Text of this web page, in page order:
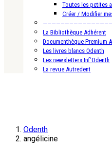
Toutes les petites
Créer / Modifier
La Bibliothèque Adhérent
Documenthèque Premium
Les livres blancs Odenth
Les newsletters Inf’Odenth
La revue Autredent
Odenth
angélicine